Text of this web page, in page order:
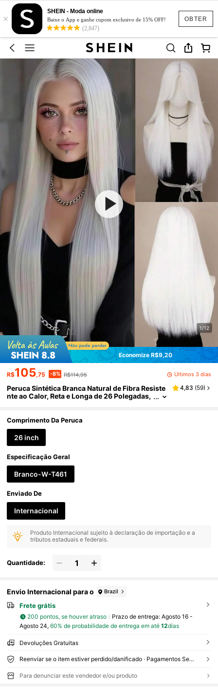
OBTER
×
SHEIN - Moda online
Baixe o App e ganhe cupom exclusivo de 15% OFF!
(2,847)
1/12
Economize R$9,20
R$105,75 -8% R$114,95 Últimos 3 dias
Peruca Sintética Branca Natural de Fibra Resiste
nte ao Calor, Reta e Longa de 26 Polegadas,
e Música
4,83 (59)
Comprimento Da Peruca
26 inch
Especificação Geral
Branco-W-T461
Enviado De
Internacional
Produto Internacional sujeito à declaração de importação e a
tributos estaduais e federais.
Quantidade:
Envio Internacional para o Brazil
Frete grátis
200 pontos, se houver atraso Prazo de entrega: Agosto 16 -
Agosto 24, 60% de probabilidade de entrega em até 12dias
Devoluções Gratuitas
Reenviar se o item estiver perdido/danificado · Pagamentos Seguros · Proteção de privacidade
Para denunciar este vendedor e/ou produto